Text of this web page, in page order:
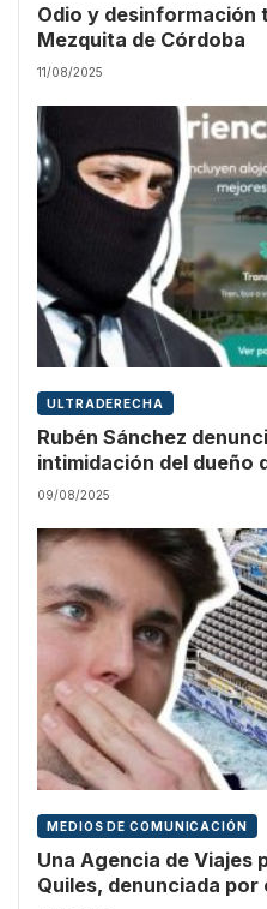
Odio y desinformación
Mezquita de Córdoba
11/08/2025
ULTRADERECHA
Rubén Sánchez
intimidación del dueño
promocionó Vito Quiles
09/08/2025
MEDIOS DE COMUNICACIÓN
Una Agencia de Viajes
Quiles, denunciada por